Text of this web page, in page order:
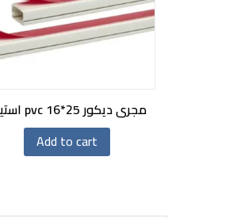
مجرى ديكور pvc 16*25 استيكر
Add to cart